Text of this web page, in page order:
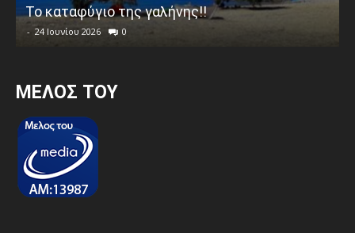
Το καταφύγιο της γαλήνης!!
- 24 Ιουνίου 2026 0
MEΛΟΣ ΤΟΥ